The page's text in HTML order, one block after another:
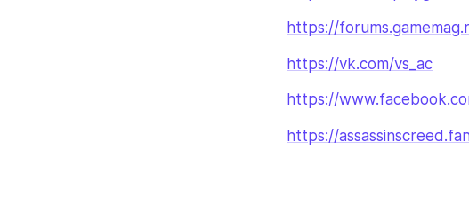
https://
https://vk.com/vs_ac
https://
https://